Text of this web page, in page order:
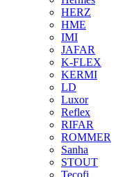
HERZ
HME
IMI
JAFAR
K-FLEX
KERMI
LD
Luxor
Reflex
RIFAR
ROMMER
Sanha
STOUT
Tecofi